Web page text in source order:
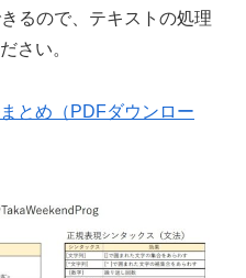
るので、テキストの処理
さい。
とめ（PDFダウンロー